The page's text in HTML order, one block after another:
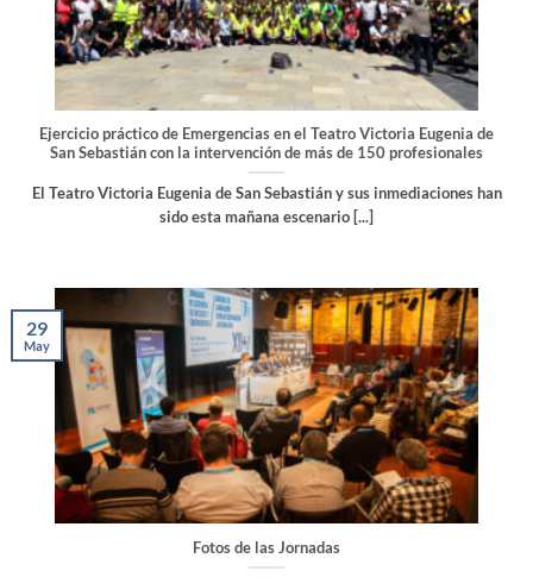
Ejercicio práctico de Emergencias en el Teatro Victoria Eugenia de
San Sebastián con la intervención de más de 150 profesionales
El Teatro Victoria Eugenia de San Sebastián y sus inmediaciones han
sido esta mañana escenario [...]
Fotos de las Jornadas
29
May